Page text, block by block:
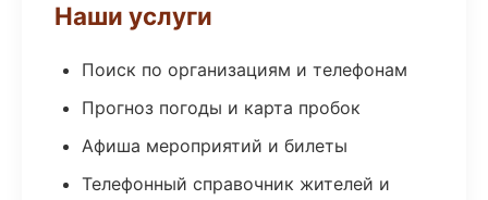
Наши услуги
Поиск по организациям и телефонам
Прогноз погоды и карта пробок
Афиша мероприятий и билеты
Телефонный справочник жителей и